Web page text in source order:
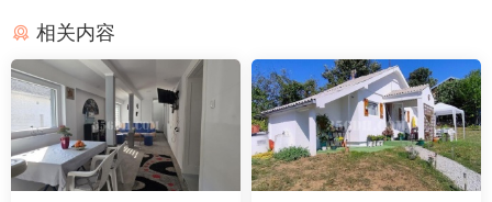
相关内容